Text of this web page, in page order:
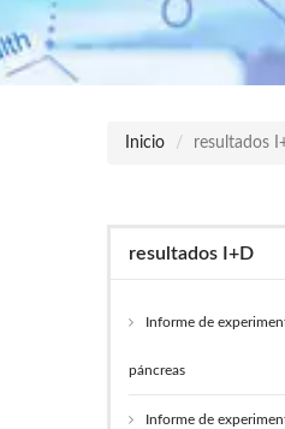
Inicio resultados
resultados I+D
Informe de
páncreas
Informe de